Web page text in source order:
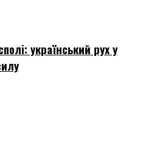
український рух у